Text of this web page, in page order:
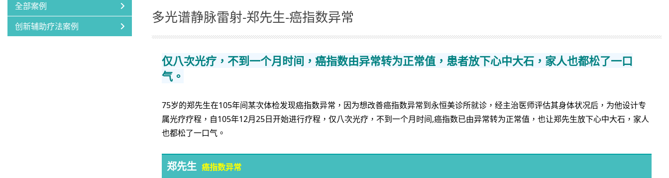
全部案例
创新辅助疗法案例
多光谱静脉雷射-郑先生-癌指数异常
仅八次光疗，不到一个月时间，癌指数由异常转为正常值，患者放下心中大石，家人也都松了一口
气。
75岁的郑先生在105年间某次体检发现癌指数异常，因为想改善癌指数异常到永恒美诊所就诊，经主治医师评估其身体状况后，为他设计专
属光疗疗程，自105年12月25日开始进行疗程，仅八次光疗，不到一个月时间,癌指数已由异常转为正常值，也让郑先生放下心中大石，家人
也都松了一口气。
郑先生 癌指数异常